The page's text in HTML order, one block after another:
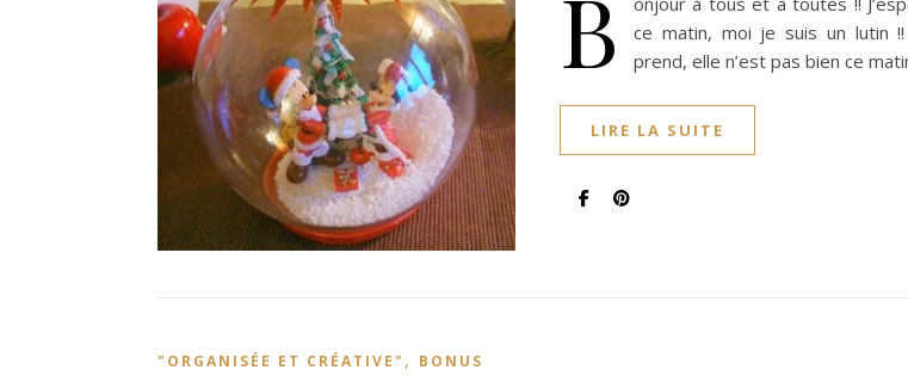
B
ce matin, moi je suis un lutin !!
prend, elle n’est pas bien ce
LIRE LA SUITE
"ORGANISÉE ET CRÉATIVE" , BONUS